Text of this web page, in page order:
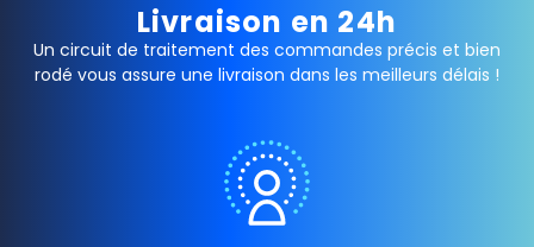
Livraison en 24h
Un circuit de traitement des commandes précis et bien
rodé vous assure une livraison dans les meilleurs délais !